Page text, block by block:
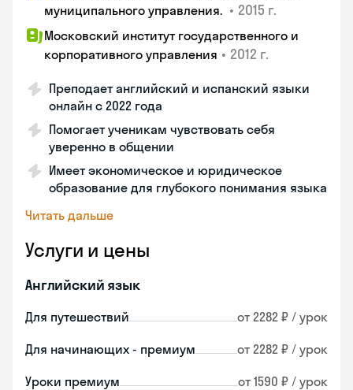
муниципального управления. • 2015 г.
Московский институт государственного и
корпоративного управления • 2012 г.
Преподает английский и испанский языки
онлайн с 2022 года
Помогает ученикам чувствовать себя
уверенно в общении
Имеет экономическое и юридическое
образование для глубокого понимания языка
Читать дальше
Услуги и цены
Английский язык
Для путешествий от 2282 ₽ / урок
Для начинающих - премиум от 2282 ₽ / урок
Уроки премиум от 1590 ₽ / урок